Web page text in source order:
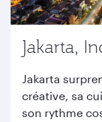
Jakarta,
Jakarta
créative, sa
son rythme